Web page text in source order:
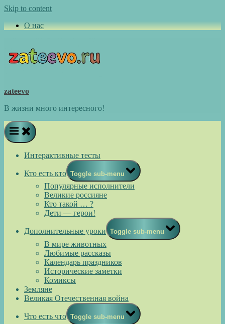
Skip to content
О нас
zateevo
В жизни много интересного!
Интерактивные тесты
Кто есть кто Toggle sub-menu
Популярные исполнители
Великие россияне
Кто такой … ?
Дети — герои!
Дополнительные уроки Toggle sub-menu
В мире животных
Любимые рассказы
Календарь праздников
Исторические заметки
Комиксы
Земляне
Великая Отечественная война
Что есть что Toggle sub-menu